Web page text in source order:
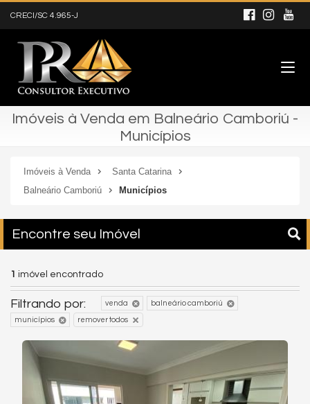
CRECI/SC 4.965-J
Imóveis à Venda em Balneário Camboriú -
Municípios
Imóveis à Venda
Santa Catarina
Balneário Camboriú
Municípios
Encontre seu Imóvel
1 imóvel encontrado
Filtrando por: venda balneário camboriú
municípios remover todos